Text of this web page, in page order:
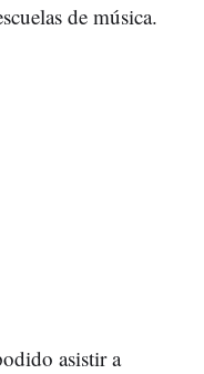
de música.
asistir a